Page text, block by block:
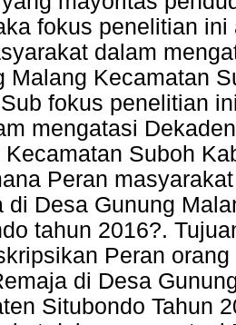
fokus penelitian
dalam
Malang Kecamatan
fokus penelitian
mengatasi
Kecamatan Suboh
Peran
di Desa Gunung
tahun 2016?.
Peran
di Desa
Situbondo Tahun